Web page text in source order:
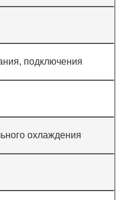
подключения
охлаждения